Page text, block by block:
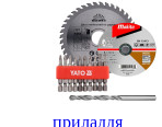
приладдя